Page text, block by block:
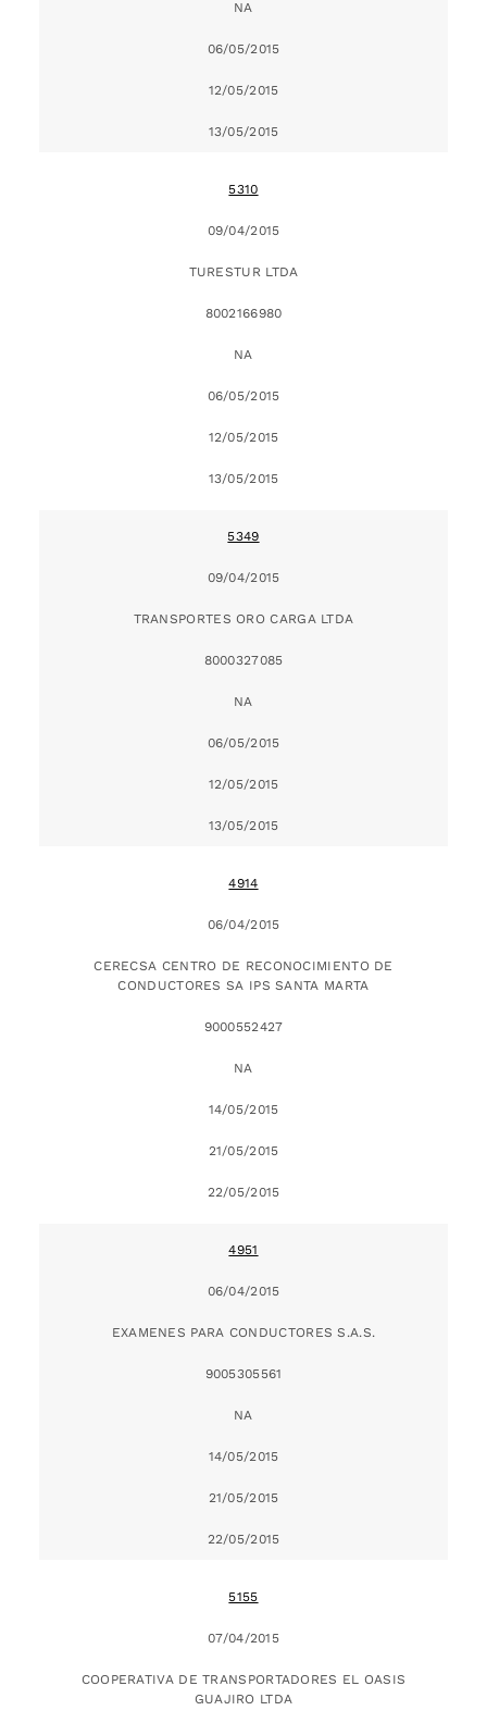
NA
06/05/2015
12/05/2015
13/05/2015
5310
09/04/2015
TURESTUR LTDA
8002166980
NA
06/05/2015
12/05/2015
13/05/2015
5349
09/04/2015
TRANSPORTES ORO CARGA LTDA
8000327085
NA
06/05/2015
12/05/2015
13/05/2015
4914
06/04/2015
CERECSA CENTRO DE RECONOCIMIENTO DE
CONDUCTORES SA IPS SANTA MARTA
9000552427
NA
14/05/2015
21/05/2015
22/05/2015
4951
06/04/2015
EXAMENES PARA CONDUCTORES S.A.S.
9005305561
NA
14/05/2015
21/05/2015
22/05/2015
5155
07/04/2015
COOPERATIVA DE TRANSPORTADORES EL OASIS
GUAJIRO LTDA